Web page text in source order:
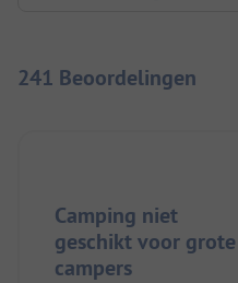
241 Beoordelingen
Camping niet
geschikt voor grote
campers